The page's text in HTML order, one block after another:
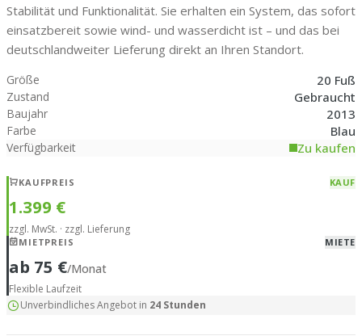
Stabilität und Funktionalität. Sie erhalten ein System, das sofort
einsatzbereit sowie wind- und wasserdicht ist – und das bei
deutschlandweiter Lieferung direkt an Ihren Standort.
Größe 20 Fuß
Zustand Gebraucht
Baujahr 2013
Farbe Blau
Verfügbarkeit Zu kaufen
KAUF
KAUFPREIS
1.399 €
zzgl. MwSt. · zzgl. Lieferung
MIETE
MIETPREIS
ab 75 €/Monat
Flexible Laufzeit
Unverbindliches Angebot in 24 Stunden